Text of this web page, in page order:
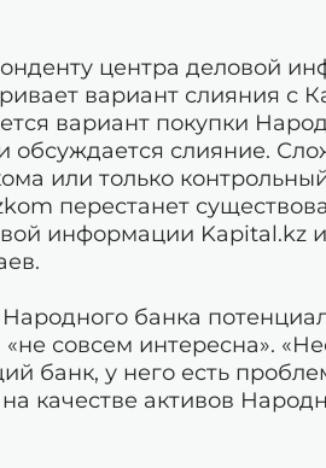
центра деловой
вариант слияния с
вариант покупки
слияние.
или только
перестанет
информации Kapital.kz
банка
совсем интересна».
банк, у него есть
качестве активов